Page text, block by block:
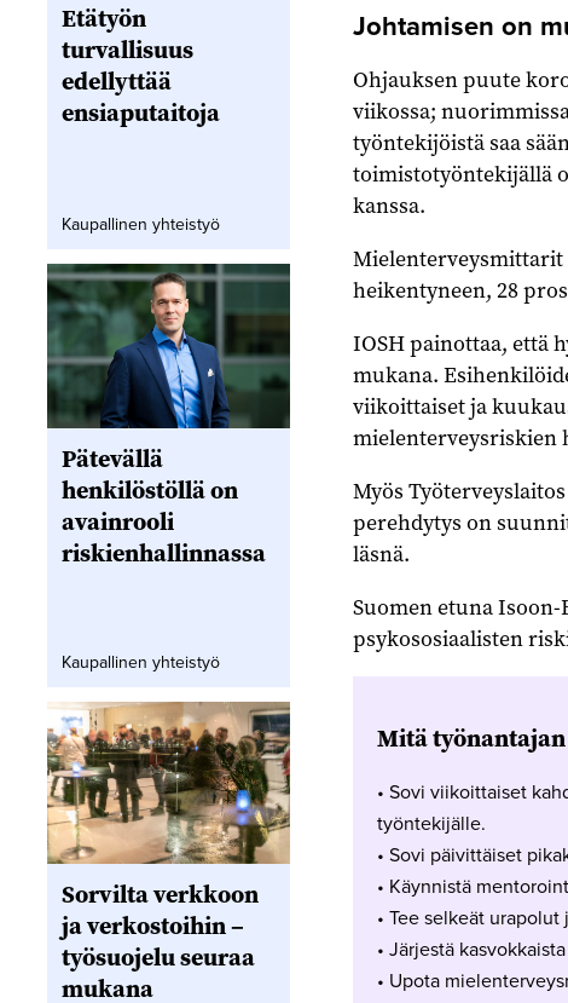
Johtamisen on
Ohjauksen puute
viikossa;
työntekijöistä saa
toimistotyöntekijällä
kanssa.
heikentyneen, 28
IOSH painottaa, että
mukana.
viikoittaiset ja
mielenterveysriskien
Myös
perehdytys on
läsnä.
Suomen etuna
psykososiaalisten
Mitä
• Sovi viikoittaiset
työntekijälle.
• Sovi päivittäiset
• Käynnistä
• Tee selkeät
• Järjestä
• Upota
Etätyön
turvallisuus
edellyttää
ensiaputaitoja
Kaupallinen yhteistyö
Pätevällä
henkilöstöllä on
avainrooli
riskienhallinnassa
Kaupallinen yhteistyö
Sorvilta verkkoon
ja verkostoihin –
työsuojelu seuraa
mukana